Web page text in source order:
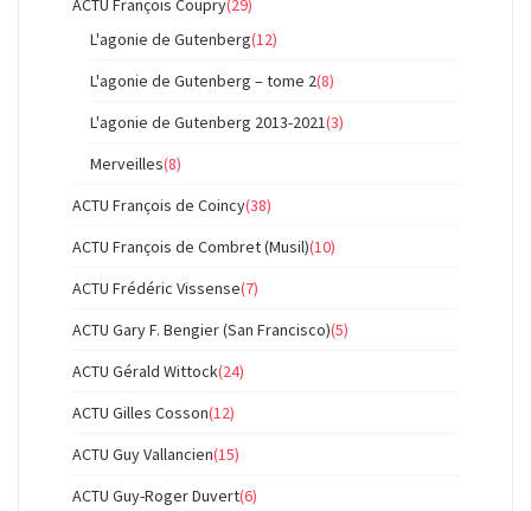
ACTU François Coupry(29)
L'agonie de Gutenberg(12)
L'agonie de Gutenberg – tome 2(8)
L'agonie de Gutenberg 2013-2021(3)
Merveilles(8)
ACTU François de Coincy(38)
ACTU François de Combret (Musil)(10)
ACTU Frédéric Vissense(7)
ACTU Gary F. Bengier (San Francisco)(5)
ACTU Gérald Wittock(24)
ACTU Gilles Cosson(12)
ACTU Guy Vallancien(15)
ACTU Guy-Roger Duvert(6)